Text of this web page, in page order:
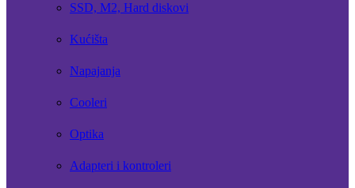
SSD, M2, Hard diskovi
Kućišta
Napajanja
Cooleri
Optika
Adapteri i kontroleri